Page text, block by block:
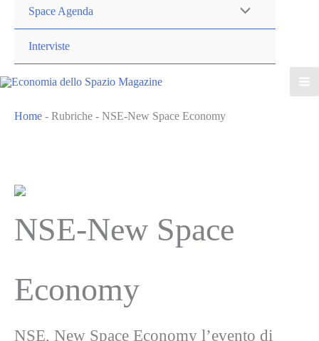
Space Agenda
Interviste
Home - Rubriche - NSE-New Space Economy
NSE-New Space
Economy
NSE, New Space Economy l’evento di